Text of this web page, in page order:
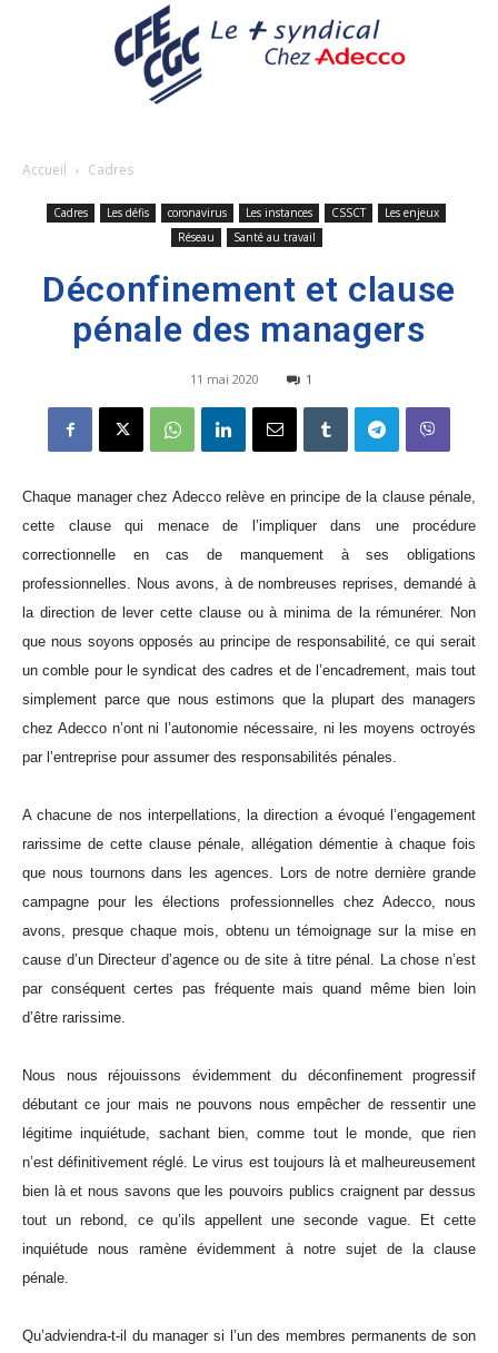
Accueil Cadres
Cadres Les défis coronavirus Les instances CSSCT
Les enjeux
Réseau
Santé au travail
Déconfinement et clause
pénale des managers
11 mai 2020 1
Chaque manager chez Adecco relève en principe de la clause pénale,
cette clause qui menace de l’impliquer dans une procédure
correctionnelle en cas de manquement à ses obligations
professionnelles. Nous avons, à de nombreuses reprises, demandé à
la direction de lever cette clause ou à minima de la rémunérer. Non
que nous soyons opposés au principe de responsabilité, ce qui serait
un comble pour le syndicat des cadres et de l’encadrement, mais tout
simplement parce que nous estimons que la plupart des managers
chez Adecco n’ont ni l’autonomie nécessaire, ni les moyens octroyés
par l’entreprise pour assumer des responsabilités pénales.
A chacune de nos interpellations, la direction a évoqué l’engagement
rarissime de cette clause pénale, allégation démentie à chaque fois
que nous tournons dans les agences. Lors de notre dernière grande
campagne pour les élections professionnelles chez Adecco, nous
avons, presque chaque mois, obtenu un témoignage sur la mise en
cause d’un Directeur d’agence ou de site à titre pénal. La chose n’est
par conséquent certes pas fréquente mais quand même bien loin
d’être rarissime.
Nous nous réjouissons évidemment du déconfinement progressif
débutant ce jour mais ne pouvons nous empêcher de ressentir une
légitime inquiétude, sachant bien, comme tout le monde, que rien
n’est définitivement réglé. Le virus est toujours là et malheureusement
bien là et nous savons que les pouvoirs publics craignent par dessus
tout un rebond, ce qu’ils appellent une seconde vague. Et cette
inquiétude nous ramène évidemment à notre sujet de la clause
pénale.
Qu’adviendra-t-il du manager si l’un des membres permanents de son